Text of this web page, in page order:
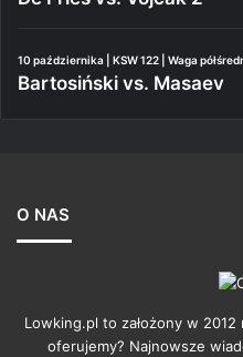
10 października | KSW 122 | Waga
Bartosiński vs. Masaev
O NAS
Lowking.pl to założony w
oferujemy? Najnowsze